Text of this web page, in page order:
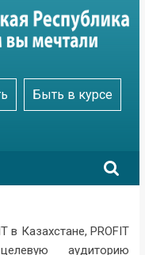
Быть в курсе
Казахстане, PROFIT
аудиторию